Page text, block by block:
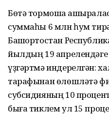
Бөтә тормошҡа
суммаһы 6 млн һум
Башҡортостан
йылдың 19
үҙгәртмә индерелгән:
тарафынан өлөшләтә
субсидияның 10
быға тиклем ул 15